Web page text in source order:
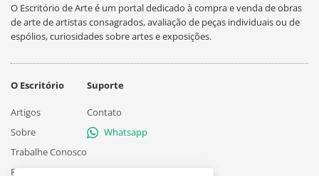
O Escritório de Arte é um portal dedicado à compra e venda de obras
de arte de artistas consagrados, avaliação de peças individuais ou de
espólios, curiosidades sobre artes e exposições.
O Escritório
Artigos
Sobre
Trabalhe Conosco
Privacidade
Suporte
Contato
Whatsapp